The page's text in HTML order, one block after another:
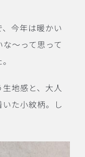
今年は暖かい
〜って思って
地感と、大人
た小紋柄。し